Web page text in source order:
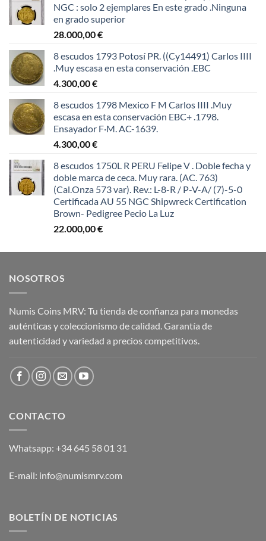
NGC : solo 2 ejemplares En este grado .Ninguna
en grado superior
28.000,00€
8 escudos 1793 Potosí PR. ((Cy14491) Carlos IIII
.Muy escasa en esta conservación .EBC
4.300,00€
8 escudos 1798 Mexico F M Carlos IIII .Muy
escasa en esta conservación EBC+ .1798.
Ensayador F·M. AC-1639.
4.300,00€
8 escudos 1750L R PERU Felipe V . Doble fecha y
doble marca de ceca. Muy rara. (AC. 763)
(Cal.Onza 573 var). Rev.: L-8-R / P-V-A/ (7)-5-0
Certificada AU 55 NGC Shipwreck Certification
Brown- Pedigree Pecio La Luz
22.000,00€
NOSOTROS
Numis Coins MRV: Tu tienda de confianza para monedas
auténticas y coleccionismo de calidad. Garantía de
autenticidad y variedad a precios competitivos.
CONTACTO
Whatsapp: +34 645 58 01 31
E-mail: info@numismrv.com
BOLETÍN DE NOTICIAS